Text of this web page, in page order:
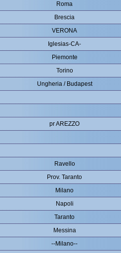
Roma
Brescia
VERONA
Iglesias-CA-
Piemonte
Torino
Ungheria / Budapest
pr AREZZO
Ravello
Prov. Taranto
Milano
Napoli
Taranto
Messina
--Milano--